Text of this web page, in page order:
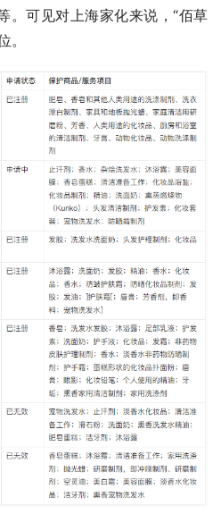
。可见对上海家化来说，“佰草
。